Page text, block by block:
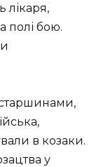
лікаря,
полі бою.
в козаки.
у